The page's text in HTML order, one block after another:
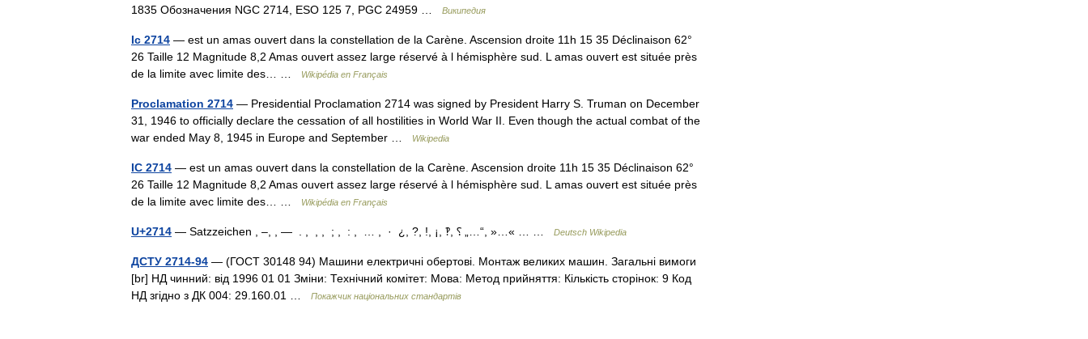
1835 Обозначения NGC 2714, ESO 125 7, PGC 24959 …
Википедия
Ic 2714 — est un amas ouvert dans la constellation de la Carène. Ascension droite 11h 15 35 Déclinaison 62°
26 Taille 12 Magnitude 8,2 Amas ouvert assez large réservé à l hémisphère sud. L amas ouvert est située près
de la limite avec limite des… …
Wikipédia en Français
Proclamation 2714 — Presidential Proclamation 2714 was signed by President Harry S. Truman on December
31, 1946 to officially declare the cessation of all hostilities in World War II. Even though the actual combat of the
war ended May 8, 1945 in Europe and September …
Wikipedia
IC 2714 — est un amas ouvert dans la constellation de la Carène. Ascension droite 11h 15 35 Déclinaison 62°
26 Taille 12 Magnitude 8,2 Amas ouvert assez large réservé à l hémisphère sud. L amas ouvert est située près
de la limite avec limite des… …
Wikipédia en Français
U+2714 — Satzzeichen , –, , ― . , , , ; , : , … , · ¿, ?, !, ¡, ‽, ⸮ „…“, »…« … … Deutsch Wikipedia
ДСТУ 2714-94 — (ГОСТ 30148 94) Машини електричні обертові. Монтаж великих машин. Загальні вимоги
[br] НД чинний: від 1996 01 01 Зміни: Технічний комітет: Мова: Метод прийняття: Кількість сторінок: 9 Код
НД згідно з ДК 004: 29.160.01 …
Покажчик національних стандартів